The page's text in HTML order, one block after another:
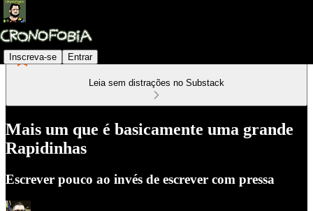
Inscreva-se Entrar
Leia sem distrações no Substack
Mais um que é basicamente uma grande
Rapidinhas
Escrever pouco ao invés de escrever com pressa